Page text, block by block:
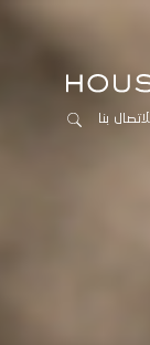
للاتصال بنا